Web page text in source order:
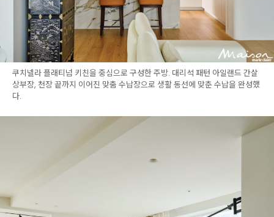
쿠치넬라 플래티넘 키친을 중심으로 구성한 주방. 대리석 패턴 아일랜드 간살
상부장, 천장 끝까지 이어진 맞춤 수납장으로 생활 동선에 맞춘 수납을 완성했
다.